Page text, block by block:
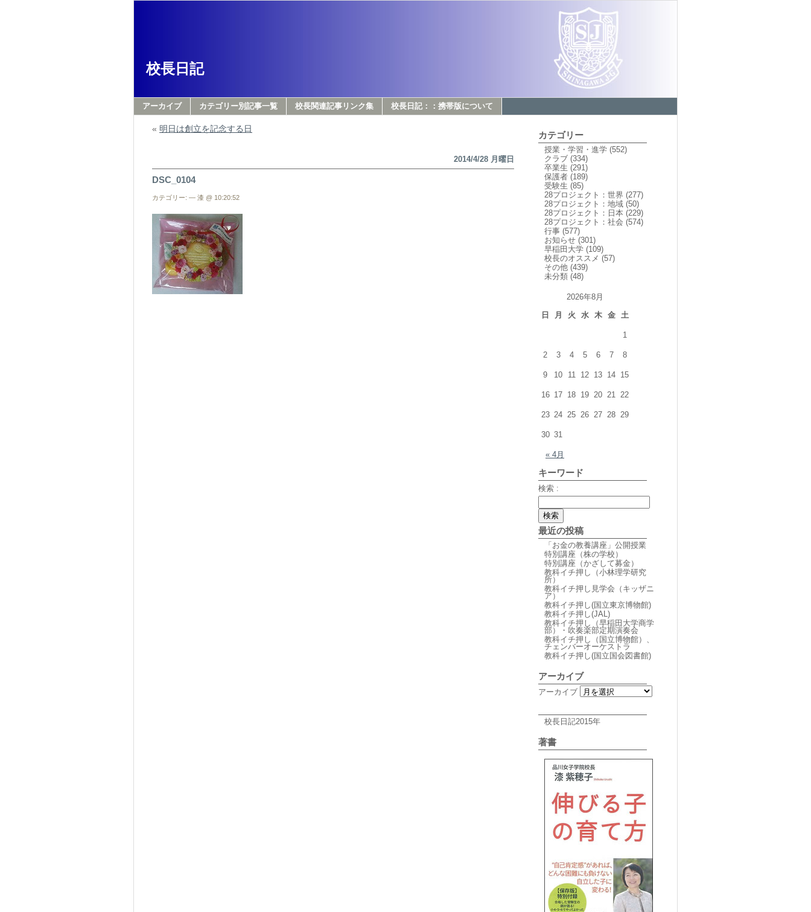
校長日記
アーカイブ カテゴリー別記事一覧 校長関連記事リンク集 校長日記：：携帯版について
« 明日は創立を記念する日
2014/4/28 月曜日
DSC_0104
カテゴリー: — 漆 @ 10:20:52
カテゴリー
授業・学習・進学 (552)
クラブ (334)
卒業生 (291)
保護者 (189)
受験生 (85)
28プロジェクト：世界 (277)
28プロジェクト：地域 (50)
28プロジェクト：日本 (229)
28プロジェクト：社会 (574)
行事 (577)
お知らせ (301)
早稲田大学 (109)
校長のオススメ (57)
その他 (439)
未分類 (48)
2026年8月
日
月 火 水 木 金 土
« 4月
1
2 3 4 5 6 7 8
9 10 11 12 13 14 15
16 17 18 19 20 21 22
23 24 25 26 27 28 29
30 31
キーワード
検索 :
最近の投稿
「お金の教養講座」公開授業
特別講座（株の学校）
特別講座（かざして募金）
教科イチ押し（小林理学研究
所）
教科イチ押し見学会（キッザニ
ア）
教科イチ押し(国立東京博物館)
教科イチ押し(JAL)
教科イチ押し（早稲田大学商学
部）・吹奏楽部定期演奏会
教科イチ押し（国立博物館）、
チェンバーオーケストラ
教科イチ押し(国立国会図書館)
アーカイブ
アーカイブ
校長日記2015年
著書